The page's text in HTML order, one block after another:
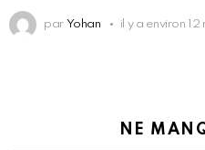
par Yohan il y a environ 12
NE